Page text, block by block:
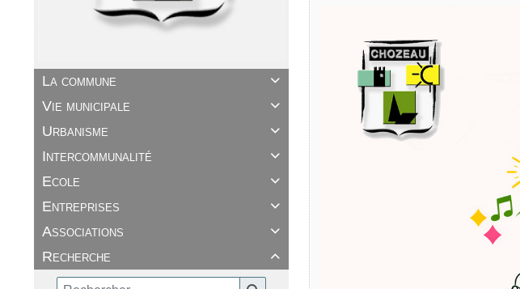

La commune

Vie municipale

Urbanisme

Intercommunalité

Ecole

Entreprises

Associations

Recherche